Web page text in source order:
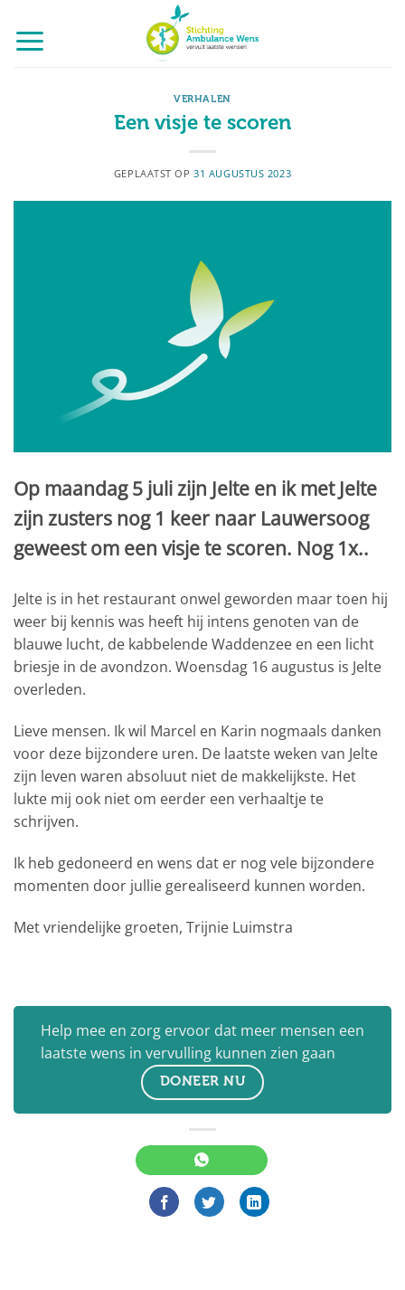
naar
inhoud
VERHALEN
Een visje te scoren
GEPLAATST OP31 AUGUSTUS 2023
Op maandag 5 juli zijn Jelte en ik met Jelte
zijn zusters nog 1 keer naar Lauwersoog
geweest om een visje te scoren. Nog 1x..
Jelte is in het restaurant onwel geworden maar toen hij
weer bij kennis was heeft hij intens genoten van de
blauwe lucht, de kabbelende Waddenzee en een licht
briesje in de avondzon. Woensdag 16 augustus is Jelte
overleden.
Lieve mensen. Ik wil Marcel en Karin nogmaals danken
voor deze bijzondere uren. De laatste weken van Jelte
zijn leven waren absoluut niet de makkelijkste. Het
lukte mij ook niet om eerder een verhaaltje te
schrijven.
Ik heb gedoneerd en wens dat er nog vele bijzondere
momenten door jullie gerealiseerd kunnen worden.
Met vriendelijke groeten, Trijnie Luimstra
Help mee en zorg ervoor dat meer mensen een
laatste wens in vervulling kunnen zien gaan
DONEER NU